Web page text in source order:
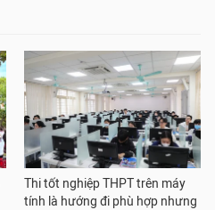
Thi tốt nghiệp THPT trên máy
tính là hướng đi phù hợp nhưng